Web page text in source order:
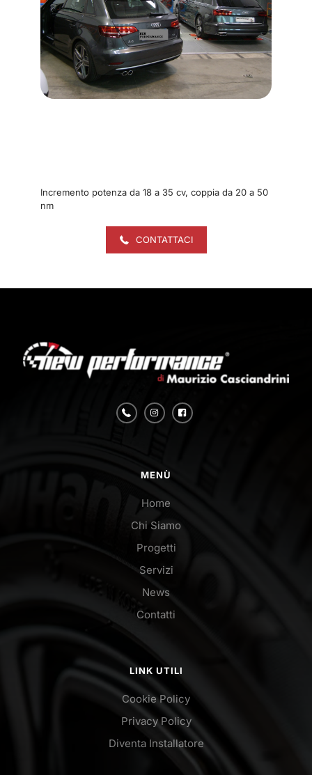
Incremento potenza da 18 a 35 cv, coppia da 20 a 50
nm
CONTATTACI
MENÙ
Home
Chi Siamo
Progetti
Servizi
News
Contatti
LINK UTILI
Cookie Policy
Privacy Policy
Diventa Installatore